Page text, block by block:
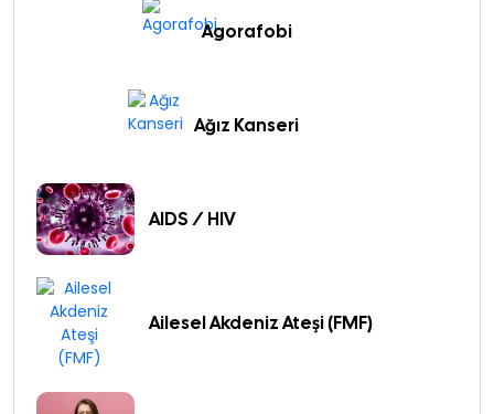
Agorafobi
Ağız Kanseri
AIDS / HIV
Ailesel Akdeniz Ateşi (FMF)